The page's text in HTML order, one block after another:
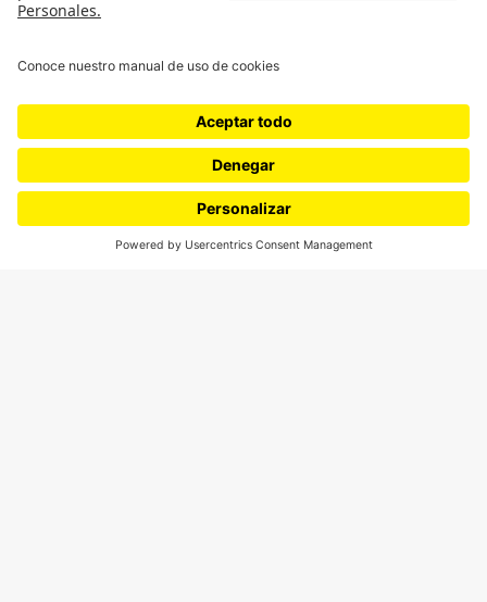
SÍGUENOS
¿Quieres escribir en 070?
cerosetenta@uniandes.edu.co